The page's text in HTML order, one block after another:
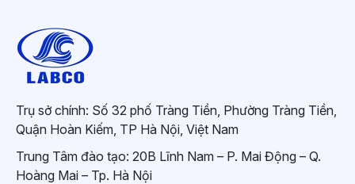
Trụ sở chính: Số 32 phố Tràng Tiền, Phường Tràng Tiền,
Quận Hoàn Kiếm, TP Hà Nội, Việt Nam
Trung Tâm đào tạo: 20B Lĩnh Nam – P. Mai Động – Q.
Hoàng Mai – Tp. Hà Nội